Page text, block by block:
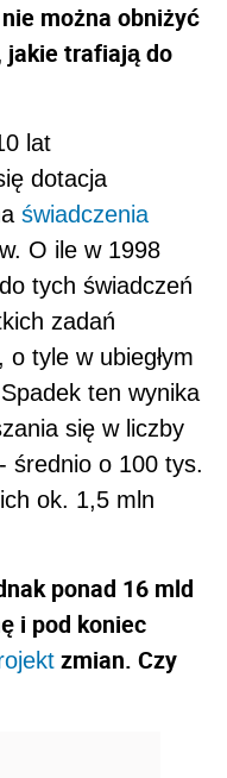
można obniżyć
jakie trafiają do
lat
dotacja
świadczenia
O ile w 1998
tych świadczeń
zadań
tyle w ubiegłym
ten wynika
się w liczby
średnio o 100 tys.
ok. 1,5 mln
ponad 16 mld
i pod koniec
zmian. Czy